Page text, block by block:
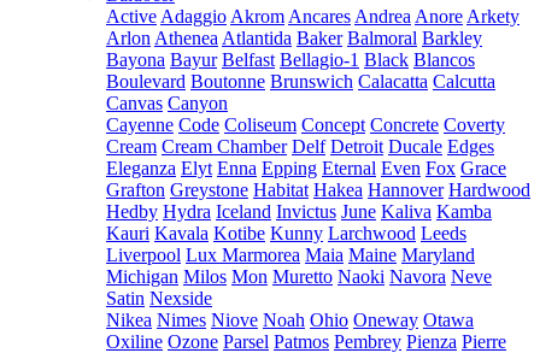
Active Adaggio Akrom Ancares Andrea Anore Arkety
Arlon Athenea Atlantida Baker Balmoral Barkley
Bayona Bayur Belfast Bellagio-1 Black Blancos
Boulevard Boutonne Brunswich Calacatta Calcutta
Canvas Canyon
Cayenne Code Coliseum Concept Concrete Coverty
Cream Cream Chamber Delf Detroit Ducale Edges
Eleganza Elyt Enna Epping Eternal Even Fox Grace
Grafton Greystone Habitat Hakea Hannover Hardwood
Hedby Hydra Iceland Invictus June Kaliva Kamba
Kauri Kavala Kotibe Kunny Larchwood Leeds
Liverpool Lux Marmorea Maia Maine Maryland
Michigan Milos Mon Muretto Naoki Navora Neve
Satin Nexside
Nikea Nimes Niove Noah Ohio Oneway Otawa
Oxiline Ozone Parsel Patmos Pembrey Pienza Pierre